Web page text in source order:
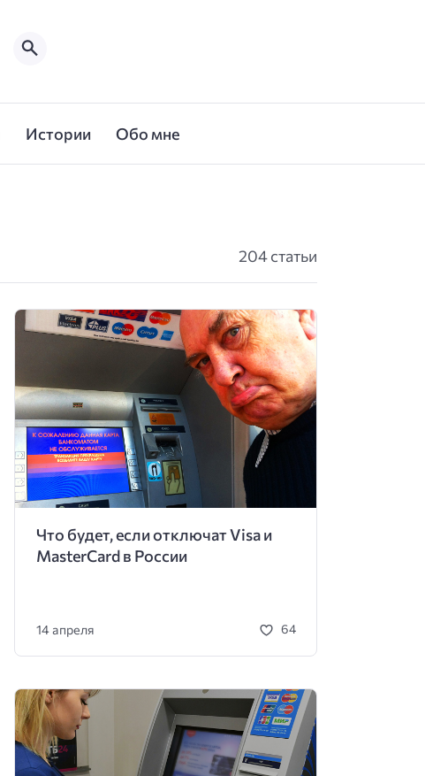
Истории Обо мне
204 статьи
Что будет, если отключат Visa и
MasterCard в России
14 апреля 64